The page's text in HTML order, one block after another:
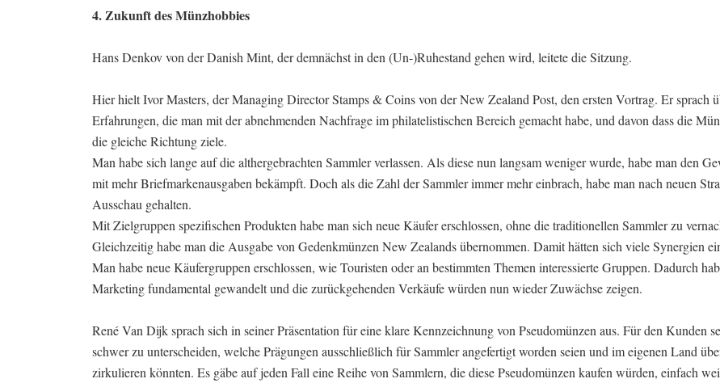
4. Zukunft des Münzhobbies
Hans Denkov von der Danish Mint, der demnächst in den (Un-)Ruhestand gehen wird, leitete die Sitzung.
Hier hielt Ivor Masters, der Managing Director Stamps & Coins von der New Zealand Post, den ersten Vortrag. Er sprach
Erfahrungen, die man mit der abnehmenden Nachfrage im philatelistischen Bereich gemacht habe, und davon dass die
die gleiche Richtung ziele.
Man habe sich lange auf die althergebrachten Sammler verlassen. Als diese nun langsam weniger wurde, habe man den
mit mehr Briefmarkenausgaben bekämpft. Doch als die Zahl der Sammler immer mehr einbrach, habe man nach neuen
Ausschau gehalten.
Mit Zielgruppen spezifischen Produkten habe man sich neue Käufer erschlossen, ohne die traditionellen Sammler zu
Gleichzeitig habe man die Ausgabe von Gedenkmünzen New Zealands übernommen. Damit hätten sich viele Synergien
Man habe neue Käufergruppen erschlossen, wie Touristen oder an bestimmten Themen interessierte Gruppen. Dadurch
Marketing fundamental gewandelt und die zurückgehenden Verkäufe würden nun wieder Zuwächse zeigen.
René Van Dijk sprach sich in seiner Präsentation für eine klare Kennzeichnung von Pseudomünzen aus. Für den Kunden
schwer zu unterscheiden, welche Prägungen ausschließlich für Sammler angefertigt worden seien und im eigenen Land
zirkulieren könnten. Es gäbe auf jeden Fall eine Reihe von Sammlern, die diese Pseudomünzen kaufen würden, einfach